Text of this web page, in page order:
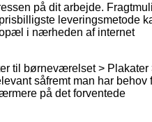
på dit arbejde.
leveringsmetode
i nærheden af internet
til børneværelset > Plakater
såfremt man har behov
på det forventede